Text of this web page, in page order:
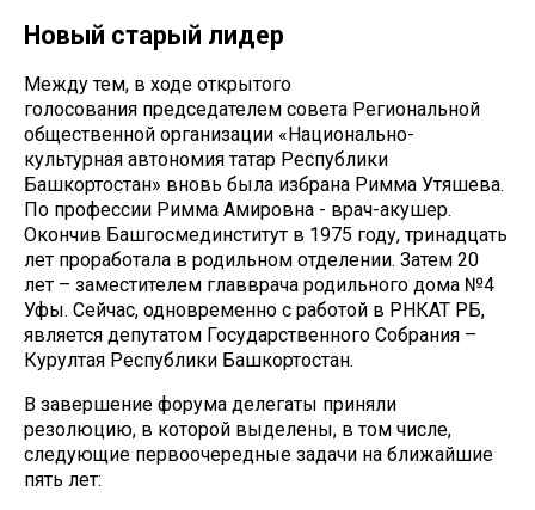
Новый старый лидер
Между тем, в ходе открытого
голосования председателем совета Региональной
общественной организации «Национально-
культурная автономия татар Республики
Башкортостан» вновь была избрана Римма Утяшева.
По профессии Римма Амировна - врач-акушер.
Окончив Башгосмединститут в 1975 году, тринадцать
лет проработала в родильном отделении. Затем 20
лет – заместителем главврача родильного дома №4
Уфы. Сейчас, одновременно с работой в РНКАТ РБ,
является депутатом Государственного Собрания –
Курултая Республики Башкортостан.
В завершение форума делегаты приняли
резолюцию, в которой выделены, в том числе,
следующие первоочередные задачи на ближайшие
пять лет: